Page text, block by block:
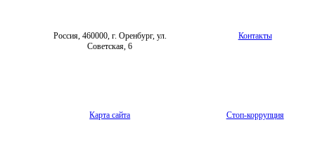
Россия, 460000, г. Оренбург, ул.
Советская, 6
Контакты
Карта сайта Стоп-коррупция